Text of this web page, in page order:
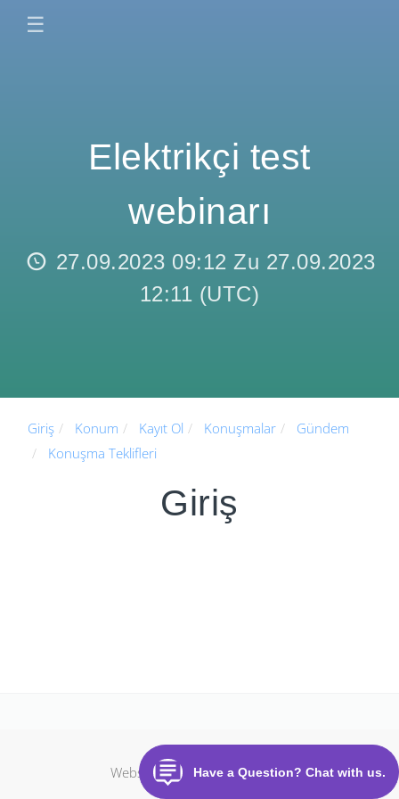
☰
Elektrikçi test
webinarı
27.09.2023 09:12 Zu 27.09.2023
12:11 (UTC)
Giriş Konum Kayıt Ol Konuşmalar
Gündem
Konuşma Teklifleri
Giriş
Website erstellt mit CloudOffix